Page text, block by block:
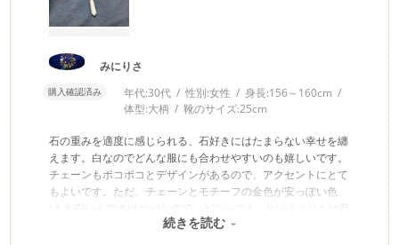
みにりさ
購入確認済み 年代:30代 性別:女性 身長:156～160cm
体型:大柄 靴のサイズ:25cm
石の重みを適度に感じられる、石好きにはたまらない幸せを纏
えます。白なのでどんな服にも合わせやすいのも嬉しいです。
チェーンもポコポコとデザインがあるので、アクセントにとて
もよいです。ただ、チェーンとモチーフの金色が安っぽい色
段遣いようかなってところが残念です。
続きを読む